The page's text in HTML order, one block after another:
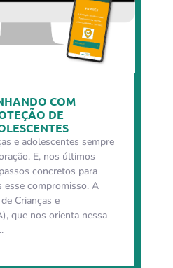
COM
DE
e adolescentes sempre
E, nos últimos
concretos para
esse compromisso. A
Crianças e
que nos orienta nessa